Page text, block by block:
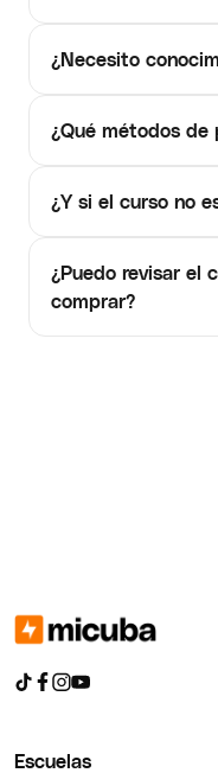
¿Necesito
¿Qué métodos de
¿Y si el curso no
¿Puedo revisar el
comprar?
Escuelas